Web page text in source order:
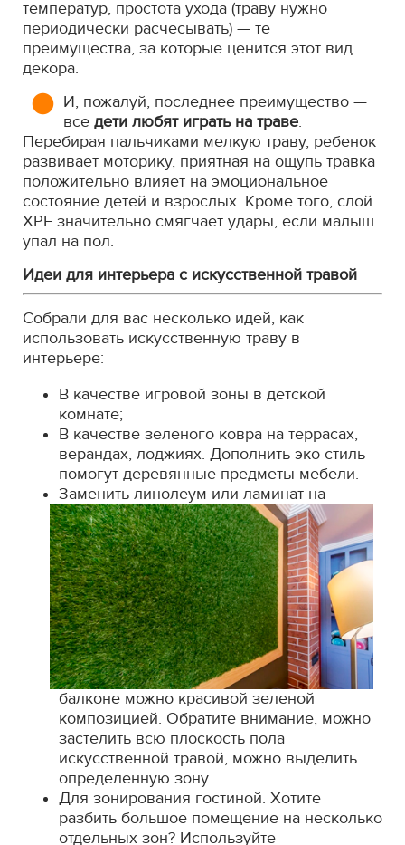
температур, простота ухода (траву нужно
периодически расчесывать) — те
преимущества, за которые ценится этот вид
декора.
И, пожалуй, последнее преимущество —
все дети любят играть на траве.
Перебирая пальчиками мелкую траву, ребенок
развивает моторику, приятная на ощупь травка
положительно влияет на эмоциональное
состояние детей и взрослых. Кроме того, слой
ХРЕ значительно смягчает удары, если малыш
упал на пол.
Идеи для интерьера с искусственной травой
Собрали для вас несколько идей, как
использовать искусственную траву в
интерьере:
В качестве игровой зоны в детской
комнате;
В качестве зеленого ковра на террасах,
верандах, лоджиях. Дополнить эко стиль
помогут деревянные предметы мебели.
Заменить линолеум или ламинат на
балконе можно красивой зеленой
композицией. Обратите внимание, можно
застелить всю плоскость пола
искусственной травой, можно выделить
определенную зону.
Для зонирования гостиной. Хотите
разбить большое помещение на несколько
отдельных зон? Используйте